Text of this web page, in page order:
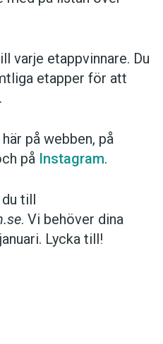
varje etappvinnare. Du
etapper för att
på webben, på
på Instagram.
till
. Vi behöver dina
Lycka till!